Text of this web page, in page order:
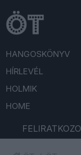
HANGOSKÖNYV
HÍRLEVÉL
HOLMIK
HOME